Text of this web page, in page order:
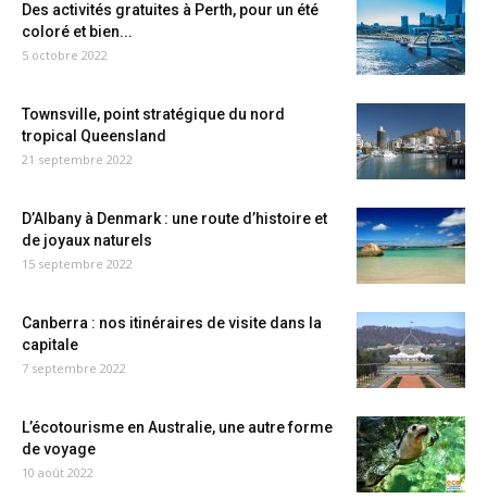
Des activités gratuites à Perth, pour un été
coloré et bien...
5 octobre 2022
Townsville, point stratégique du nord
tropical Queensland
21 septembre 2022
D’Albany à Denmark : une route d’histoire et
de joyaux naturels
15 septembre 2022
Canberra : nos itinéraires de visite dans la
capitale
7 septembre 2022
L’écotourisme en Australie, une autre forme
de voyage
10 août 2022